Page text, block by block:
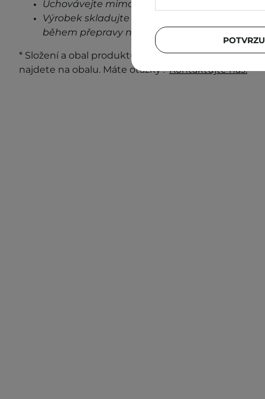
Uchovávejte mimo dosah dětí.
Výrobek skladujte při pokojové teplotě na
během přepravy neovlivní stabilitu a
* Složení a obal produktu se mohou měnit.
najdete na obalu. Máte otázky?Kontaktujte nás.